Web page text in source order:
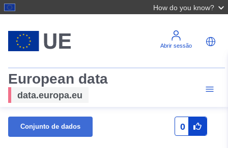
How do you know?
Abrir sessão
European data
data.europa.eu
Conjunto de dados 0